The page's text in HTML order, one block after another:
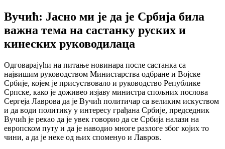
Вучић: Јасно ми је да је Србија била
важна тема на састанку руских и
кинеских руководилаца
Одговарајући на питање новинара после састанка са
највишим руководством Министарства одбране и Војске
Србије, којем је присуствовало и руководство Републике
Српске, како је доживео изјаву министра спољних послова
Сергеја Лаврова да је Вучић политичар са великим искуством
и да води политику у интересу грађана Србије, председник
Вучић је рекао да је увек говорио да се Србија налази на
европском путу и да је наводио многе разлоге због којих то
чини, а да је неке од њих споменуо и Лавров.